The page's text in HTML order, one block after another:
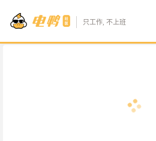
只工作, 不上班